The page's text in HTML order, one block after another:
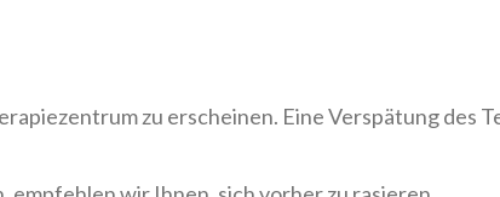
zu erscheinen. Eine Verspätung des